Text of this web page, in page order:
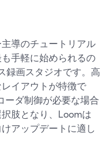
導のチュートリアル
手軽に始められるの
録画スタジオです。高
イアウトが特徴で
ーダ制御が必要な場合
肢となり、Loomは
アップデートに適し